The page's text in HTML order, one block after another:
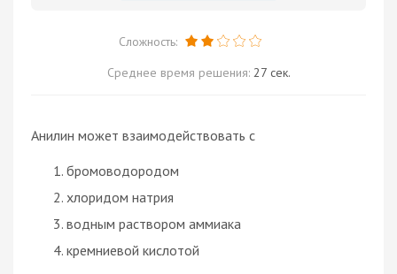
Сложность:
Среднее время решения: 27 сек.
Анилин может взаимодействовать с
бромоводородом
хлоридом натрия
водным раствором аммиака
кремниевой кислотой